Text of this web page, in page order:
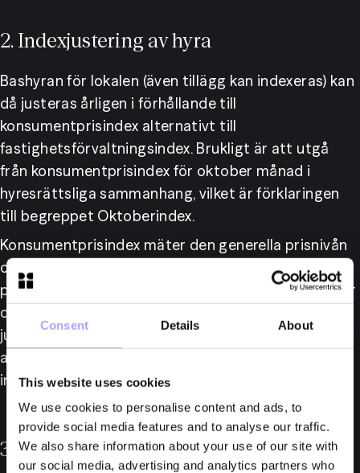
Consent Details About
This website uses cookies
We use cookies to personalise content and ads, to
provide social media features and to analyse our traffic.
We also share information about your use of our site with
our social media, advertising and analytics partners who
2. Indexjustering av hyra
Bashyran för lokalen (även tillägg kan indexeras) kan
då justeras årligen i förhållande till
konsumentprisindex alternativt till
fastighetsförvaltningsindex. Brukligt är att utgå
från konsumentprisindex för oktober månad i
hyresrättsliga sammanhang, vilket är förklaringen
till begreppet Oktoberindex.
Konsumentprisindex mäter den generella prisnivån
och blir därför ett mått på den genomsnittliga
prisutvecklingen i landet. Något att förhandla om är
om hela bashyran eller endast en viss andel ska
justeras i förhållande till index. Därtill kan parterna
avtala om att även tillägg för el, värme m.m. ska
indexeras.
3. Ökning av konsumentpriserna